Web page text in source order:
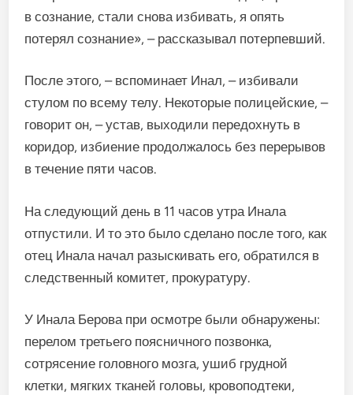
в сознание, стали снова избивать, я опять
потерял сознание», – рассказывал потерпевший.
После этого, – вспоминает Инал, – избивали
стулом по всему телу. Некоторые полицейские, –
говорит он, – устав, выходили передохнуть в
коридор, избиение продолжалось без перерывов
в течение пяти часов.
На следующий день в 11 часов утра Инала
отпустили. И то это было сделано после того, как
отец Инала начал разыскивать его, обратился в
следственный комитет, прокуратуру.
У Инала Берова при осмотре были обнаружены:
перелом третьего поясничного позвонка,
сотрясение головного мозга, ушиб грудной
клетки, мягких тканей головы, кровоподтеки,